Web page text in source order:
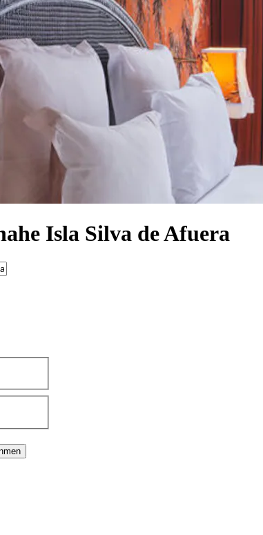
Isla Silva de Afuera